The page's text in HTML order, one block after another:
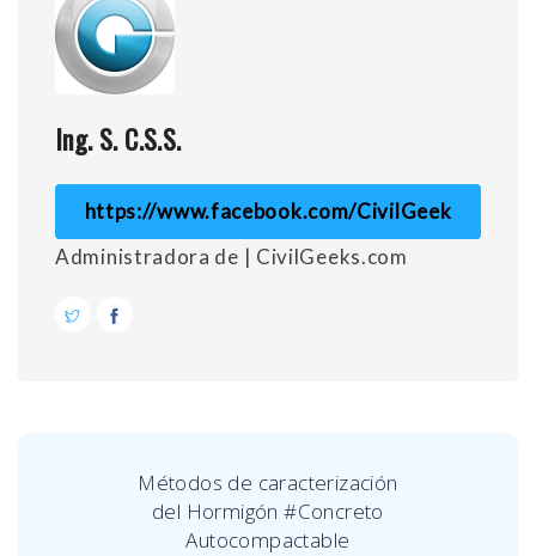
Ing. S. C.S.S.
https://www.facebook.com/CivilGeek
Administradora de | CivilGeeks.com
Métodos de caracterización
del Hormigón #Concreto
Autocompactable